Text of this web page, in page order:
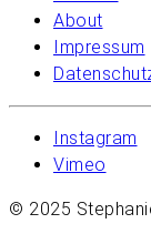
About
Impressum
Instagram
Vimeo
© 2025